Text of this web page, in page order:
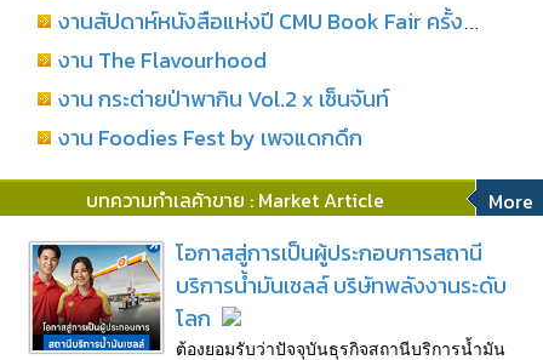
งาน The Flavourhood
งาน กระต่ายป่าพากิน Vol.2 x เซ็นจันท์
งาน Foodies Fest by เพจแดกดึก
บทความทำเลค้าขาย : Market Article More
โอกาสสู่การเป็นผู้ประกอบการสถานี
บริการน้ำมันเชลล์ บริษัทพลังงานระดับ
โลก
ต้องยอมรับว่าปัจจุบันธุรกิจสถานีบริการน้ำมัน